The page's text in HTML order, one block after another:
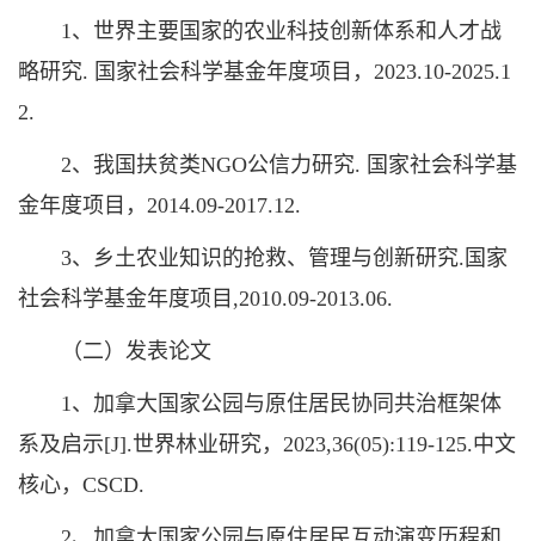
1、世界主要国家的农业科技创新体系和人才战
略研究. 国家社会科学基金年度项目，2023.10-2025.1
2.
2、我国扶贫类NGO公信力研究. 国家社会科学基
金年度项目，2014.09-2017.12.
3、乡土农业知识的抢救、管理与创新研究.国家
社会科学基金年度项目,2010.09-2013.06.
（二）发表论文
1、加拿大国家公园与原住居民协同共治框架体
系及启示[J].世界林业研究，2023,36(05):119-125.中文
核心，CSCD.